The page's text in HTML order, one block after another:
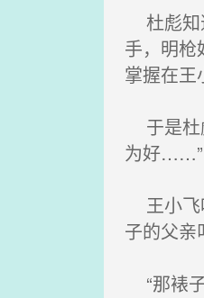
杜彪知
手，明枪
掌握在王
于是杜
为好……”
王小飞
子的父亲
“那裱